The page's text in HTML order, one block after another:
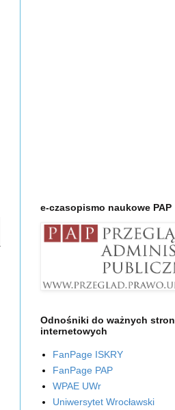
e-czasopismo naukowe PAP
Odnośniki do ważnych stron
internetowych
FanPage ISKRY
FanPage PAP
WPAE UWr
Uniwersytet Wrocławski